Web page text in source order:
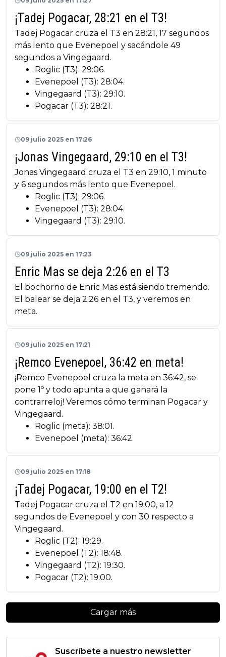
¡Tadej Pogacar, 28:21 en el T3!
Tadej Pogacar cruza el T3 en 28:21, 17 segundos
más lento que Evenepoel y sacándole 49
segundos a Vingegaard.
Roglic (T3): 29:06.
Evenepoel (T3): 28:04.
Vingegaard (T3): 29:10.
Pogacar (T3): 28:21.
09 julio 2025 en 17:26
¡Jonas Vingegaard, 29:10 en el T3!
Jonas Vingegaard cruza el T3 en 29:10, 1 minuto
y 6 segundos más lento que Evenepoel.
Roglic (T3): 29:06.
Evenepoel (T3): 28:04.
Vingegaard (T3): 29:10.
09 julio 2025 en 17:23
Enric Mas se deja 2:26 en el T3
El bochorno de Enric Mas está siendo tremendo.
El balear se deja 2:26 en el T3, y veremos en
meta.
09 julio 2025 en 17:21
¡Remco Evenepoel, 36:42 en meta!
¡Remco Evenepoel cruza la meta en 36:42, se
pone 1º y todo apunta a que ganará la
contrarreloj! Veremos cómo terminan Pogacar y
Vingegaard.
Roglic (meta): 38:01.
Evenepoel (meta): 36:42.
09 julio 2025 en 17:18
¡Tadej Pogacar, 19:00 en el T2!
Tadej Pogacar cruza el T2 en 19:00, a 12
segundos de Evenepoel y con 30 respecto a
Vingegaard.
Roglic (T2): 19:29.
Evenepoel (T2): 18:48.
Vingegaard (T2): 19:30.
Pogacar (T2): 19:00.
Cargar más
Suscríbete a nuestro newsletter